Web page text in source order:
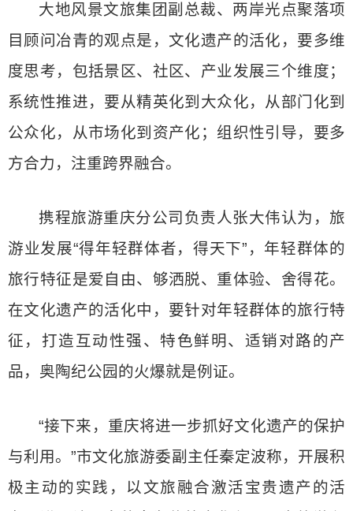
大地风景文旅集团副总裁、两岸光点聚落项
目顾问冶青的观点是，文化遗产的活化，要多维
度思考，包括景区、社区、产业发展三个维度；
系统性推进，要从精英化到大众化，从部门化到
公众化，从市场化到资产化；组织性引导，要多
方合力，注重跨界融合。
携程旅游重庆分公司负责人张大伟认为，旅
游业发展“得年轻群体者，得天下”，年轻群体的
旅行特征是爱自由、够洒脱、重体验、舍得花。
在文化遗产的活化中，要针对年轻群体的旅行特
征，打造互动性强、特色鲜明、适销对路的产
品，奥陶纪公园的火爆就是例证。
“接下来，重庆将进一步抓好文化遗产的保护
与利用。”市文化旅游委副主任秦定波称，开展积
极主动的实践，以文旅融合激活宝贵遗产的活